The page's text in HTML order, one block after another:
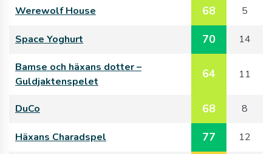
Werewolf House 68 5
Space Yoghurt 70 14
Bamse och häxans dotter –
Guldjaktenspelet
64 11
DuCo 68 8
Häxans Charadspel 77 12